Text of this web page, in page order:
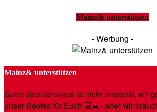
Mainz& unterstützen
- Werbung -
Mainz& unterstützen
Guter Journalismus ist nicht umsonst, wir
unser Bestes für Euch 💻🚙- aber wir